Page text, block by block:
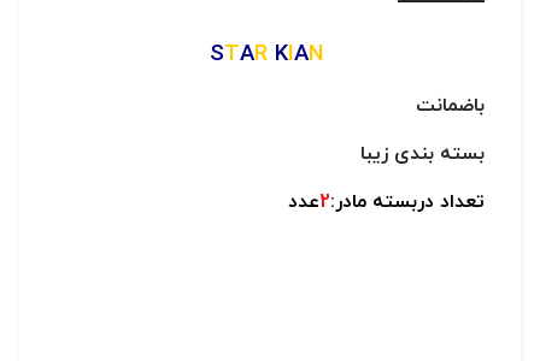
STAR KIAN
باضمانت
بسته بندی زیبا
تعداد دربسته مادر:2عدد